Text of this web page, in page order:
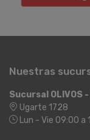
Nuestras
Sucursal OLIVOS -
Ugarte 1728
Lun - Vie 09:00 a